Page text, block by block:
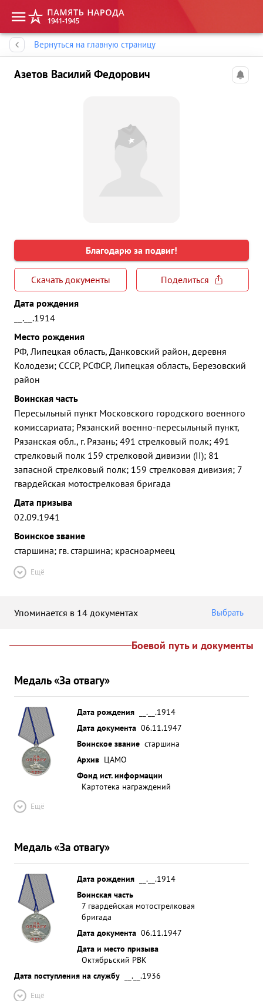
Вернуться на главную страницу
Азетов Василий Федорович
Благодарю за подвиг!
Скачать документы
Поделиться
Дата рождения
__.__.1914
Место рождения
РФ, Липецкая область, Данковский район, деревня
Колодези; СССР, РСФСР, Липецкая область, Березовский
район
Воинская часть
Пересыльный пункт Московского городского военного
комиссариата; Рязанский военно-пересыльный пункт,
Рязанская обл., г. Рязань; 491 стрелковый полк; 491
стрелковый полк 159 стрелковой дивизии (II); 81
запасной стрелковый полк; 159 стрелковая дивизия; 7
гвардейская мотострелковая бригада
Дата призыва
02.09.1941
Воинское звание
старшина; гв. старшина; красноармеец
Ещё
Упоминается в 14 документах Выбрать
Боевой путь и документы
Медаль «За отвагу»
Дата рождения
__.__.1914
Дата документа 06.11.1947
Воинское звание старшина
Архив ЦАМО
Фонд ист. информации
Картотека награждений
Ещё
Медаль «За отвагу»
Дата рождения
__.__.1914
Воинская часть
7 гвардейская мотострелковая
бригада
Дата документа 06.11.1947
Дата и место призыва
Октябрьский РВК
Дата поступления на службу
__.__.1936
Ещё
Память народа